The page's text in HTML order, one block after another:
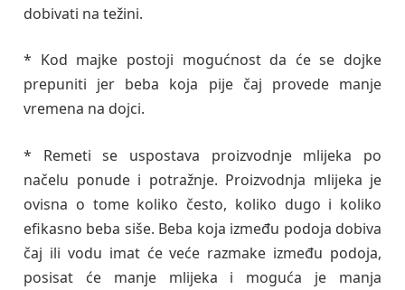
dobivati na težini.
* Kod majke postoji mogućnost da će se dojke
prepuniti jer beba koja pije čaj provede manje
vremena na dojci.
* Remeti se uspostava proizvodnje mlijeka po
načelu ponude i potražnje. Proizvodnja mlijeka je
ovisna o tome koliko često, koliko dugo i koliko
efikasno beba siše. Beba koja između podoja dobiva
čaj ili vodu imat će veće razmake između podoja,
posisat će manje mlijeka i moguća je manja